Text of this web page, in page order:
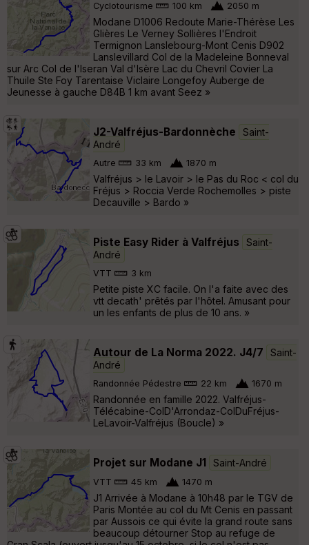
Cyclotourisme 100 km 2050 m
Modane D1006 Redoute Marie-Thérèse Les
Glières Le Verney Sollières l'Endroit
Termignon Lanslebourg-Mont Cenis D902
Lanslevillard Col de la Madeleine Bonneval
sur Arc Col de l'Iseran Val d'Isère Lac du Chevril Covier La
Thuile Ste Foy Tarentaise Viclaire Longefoy Auberge de
Jeunesse à gauche D84B 1 km avant Seez »
J2-Valfréjus-Bardonnèche
Saint-
André
Autre 33 km 1870 m
Valfréjus > le Lavoir > le Pas du Roc < col du
Fréjus > Roccia Verde Rochemolles > piste
Decauville > Bardo »
Piste Easy Rider à Valfréjus
Saint-
André
VTT 3 km
Petite piste XC facile. On l'a faite avec des
vtt decath' prêtés par l'hôtel. Amusant pour
un les enfants de plus de 10 ans. »
Autour de La Norma 2022. J4/7
Saint-
André
Randonnée Pédestre 22 km 1670 m
Randonnée en famille 2022. Valfréjus-
Télécabine-ColD'Arrondaz-ColDuFréjus-
LeLavoir-Valfréjus (Boucle) »
Projet sur Modane J1 Saint-André
VTT 45 km 1470 m
J1 Arrivée à Modane à 10h48 par le TGV de
Paris Montée au col du Mt Cenis en passant
par Aussois ce qui évite la grand route sans
beaucoup détourner Stop au refuge de